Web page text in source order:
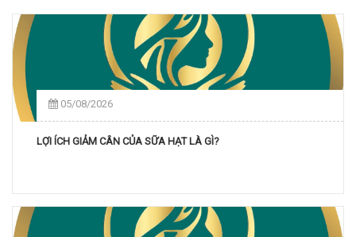
05/08/2026
LỢI ÍCH GIẢM CÂN CỦA SỮA HẠT LÀ GÌ?